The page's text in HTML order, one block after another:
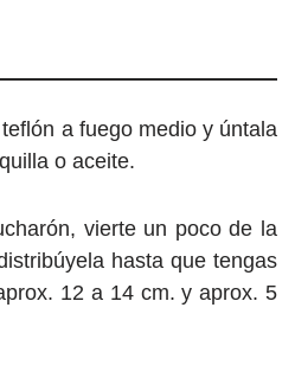
a fuego medio y úntala
o aceite.
vierte un poco de la
hasta que tengas
12 a 14 cm. y aprox. 5